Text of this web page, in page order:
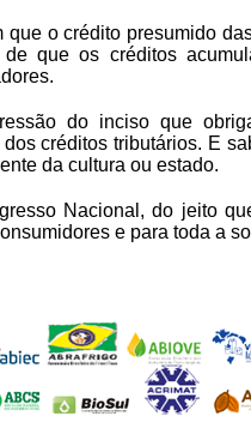
que o crédito presumido
que os créditos
do inciso que
créditos tributários. E
da cultura ou estado.
Nacional, do jeito
e para toda a